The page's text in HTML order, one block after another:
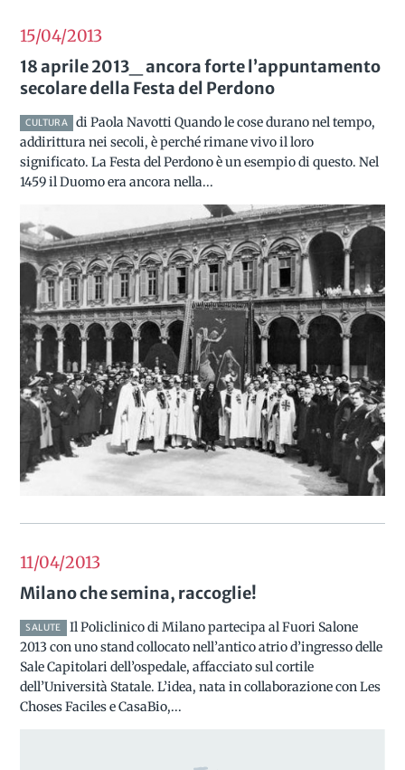
15/042013
18 aprile 2013_ ancora forte l’appuntamento
secolare della Festa del Perdono
CULTURA
di Paola Navotti Quando le cose durano nel tempo,
addirittura nei secoli, è perché rimane vivo il loro
significato. La Festa del Perdono è un esempio di questo. Nel
1459 il Duomo era ancora nella...
11/042013
Milano che semina, raccoglie!
SALUTE
Il Policlinico di Milano partecipa al Fuori Salone
2013 con uno stand collocato nell’antico atrio d’ingresso delle
Sale Capitolari dell’ospedale, affacciato sul cortile
dell’Università Statale. L’idea, nata in collaborazione con Les
Choses Faciles e CasaBio,...